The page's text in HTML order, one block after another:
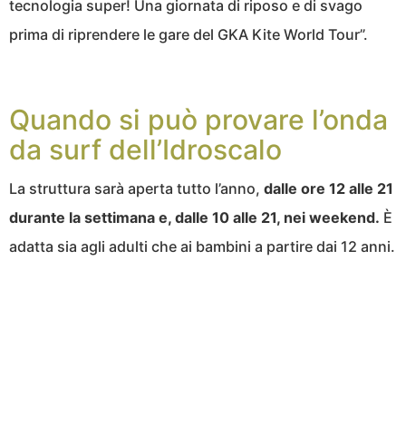
tecnologia super! Una giornata di riposo e di svago
prima di riprendere le gare del GKA Kite World Tour”.
Quando si può provare l’onda
da surf dell’Idroscalo
La struttura sarà aperta tutto l’anno, dalle ore 12 alle 21
durante la settimana e, dalle 10 alle 21, nei weekend. È
adatta sia agli adulti che ai bambini a partire dai 12 anni.